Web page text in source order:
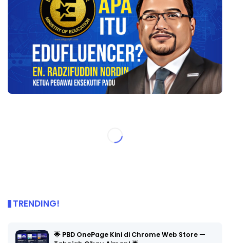
TRENDING!
🌟 PBD OnePage Kini di Chrome Web Store —